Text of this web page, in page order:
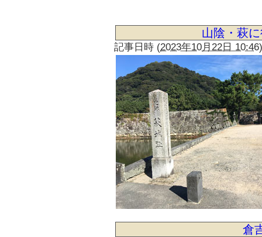
山陰・萩
記事日時 (2023年10月22日 10:46)
倉